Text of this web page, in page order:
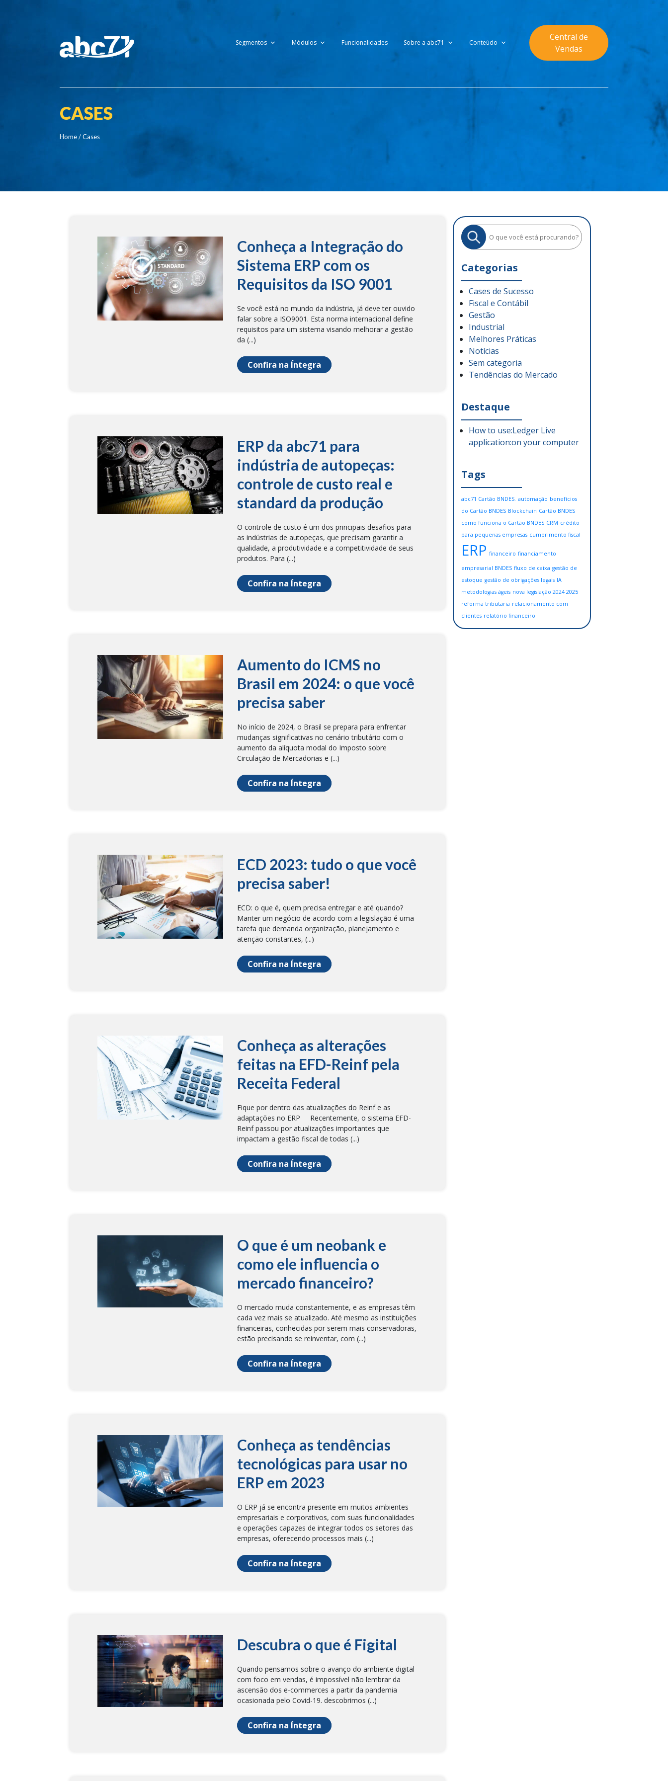
Segmentos Módulos Funcionalidades Sobre a abc71 Conteúdo
Central de
Vendas
CASES
Home/ Cases
Conheça a Integração do
Sistema ERP com os
Requisitos da ISO 9001
Se você está no mundo da indústria, já deve ter ouvido
falar sobre a ISO9001. Esta norma internacional define
requisitos para um sistema visando melhorar a gestão
da (...)
Confira na Íntegra
ERP da abc71 para
indústria de autopeças:
controle de custo real e
standard da produção
O controle de custo é um dos principais desafios para
as indústrias de autopeças, que precisam garantir a
qualidade, a produtividade e a competitividade de seus
produtos. Para (...)
Confira na Íntegra
Aumento do ICMS no
Brasil em 2024: o que você
precisa saber
No início de 2024, o Brasil se prepara para enfrentar
mudanças significativas no cenário tributário com o
aumento da alíquota modal do Imposto sobre
Circulação de Mercadorias e (...)
Confira na Íntegra
ECD 2023: tudo o que você
precisa saber!
ECD: o que é, quem precisa entregar e até quando?
Manter um negócio de acordo com a legislação é uma
tarefa que demanda organização, planejamento e
atenção constantes, (...)
Confira na Íntegra
Conheça as alterações
feitas na EFD-Reinf pela
Receita Federal
Fique por dentro das atualizações do Reinf e as
adaptações no ERP Recentemente, o sistema EFD-
Reinf passou por atualizações importantes que
impactam a gestão fiscal de todas (...)
Confira na Íntegra
O que é um neobank e
como ele influencia o
mercado financeiro?
O mercado muda constantemente, e as empresas têm
cada vez mais se atualizado. Até mesmo as instituições
financeiras, conhecidas por serem mais conservadoras,
estão precisando se reinventar, com (...)
Confira na Íntegra
Conheça as tendências
tecnológicas para usar no
ERP em 2023
O ERP já se encontra presente em muitos ambientes
empresariais e corporativos, com suas funcionalidades
e operações capazes de integrar todos os setores das
empresas, oferecendo processos mais (...)
Confira na Íntegra
Descubra o que é Figital
Quando pensamos sobre o avanço do ambiente digital
com foco em vendas, é impossível não lembrar da
ascensão dos e-commerces a partir da pandemia
ocasionada pelo Covid-19. descobrimos (...)
Confira na Íntegra
Categorias
Cases de Sucesso
Fiscal e Contábil
Gestão
Industrial
Melhores Práticas
Notícias
Sem categoria
Tendências do Mercado
Destaque
How to use:Ledger Live
application:on your computer
Tags
abc71 Cartão BNDES. automação benefícios
do Cartão BNDES Blockchain Cartão BNDES
como funciona o Cartão BNDES CRM crédito
para pequenas empresas cumprimento fiscal
ERP financeiro financiamento
empresarial BNDES fluxo de caixa gestão de
estoque gestão de obrigações legais IA
metodologias ágeis nova legislação 2024 2025
reforma tributaria relacionamento com
clientes relatório financeiro